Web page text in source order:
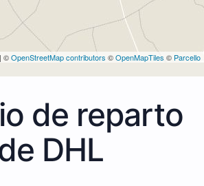
| ©OpenStreetMap contributors ©OpenMapTiles © Parcello
de reparto
DHL